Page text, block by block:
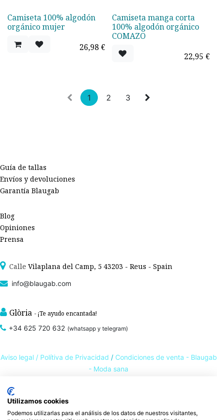
Camiseta 100% algodón
orgánico mujer
26,98 €
Camiseta manga corta
100% algodón orgánico
COMAZO
22,95 €
1 2 3
Guía de tallas
Envíos y devoluciones
Garantía Blaugab
Blog
Opiniones
Prensa
Calle Vilaplana del Camp, 5 43203 - Reus - Spain
info@blaugab.com
Glòria - ¡Te ayudo encantada!
+34 625 720 632 (whatsapp y telegram)
Aviso legal / Polítiva de Privacidad / Condiciones de venta - Blaugab
- Moda sana
Tienda online deropa ecológica, sostenible y de Comercio Justo
ropa interior de algodón orgánico,como labraga algodóny otras prendas íntimas
Utilizamos cookies
Podemos utilizarlas para el análisis de los datos de nuestros visitantes,